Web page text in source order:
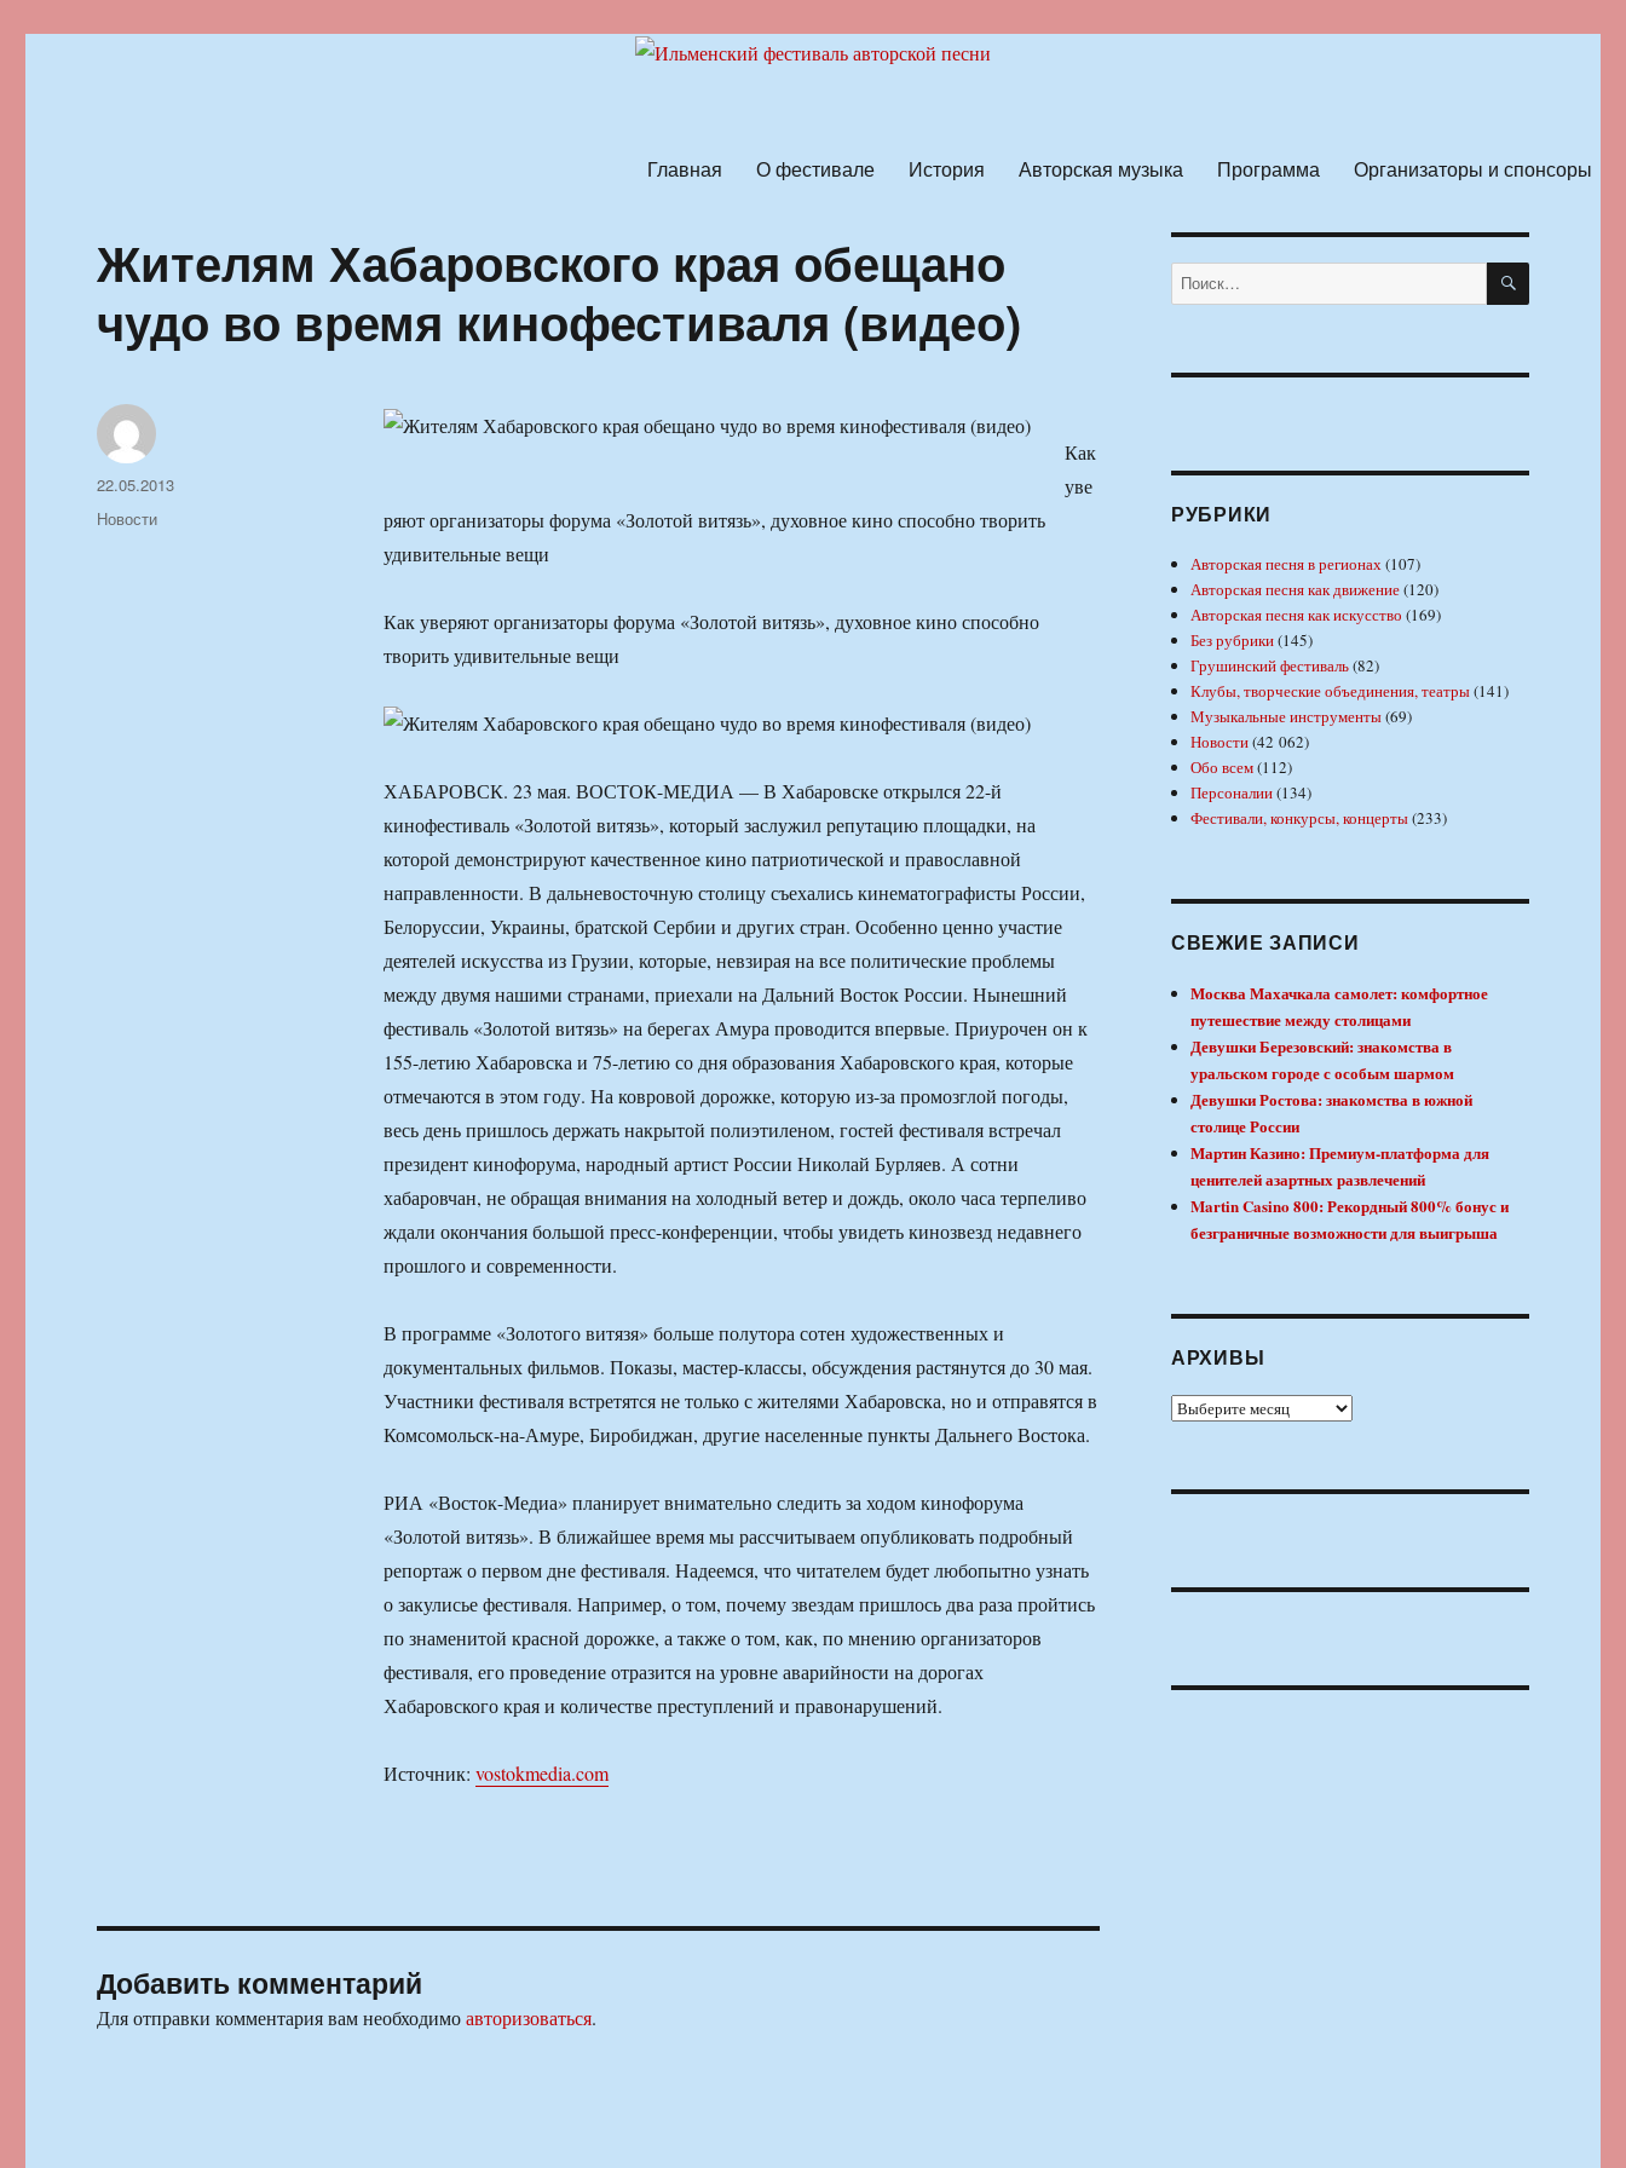
Главная О фестивале История Авторская музыка Программа Организаторы и спонсоры
Жителям Хабаровского края обещано
чудо во время кинофестиваля (видео)
Как
уве
ряют организаторы форума «Золотой витязь», духовное кино способно творить
удивительные вещи
Как уверяют организаторы форума «Золотой витязь», духовное кино способно
творить удивительные вещи
ХАБАРОВСК. 23 мая. ВОСТОК-МЕДИА — В Хабаровске открылся 22-й
кинофестиваль «Золотой витязь», который заслужил репутацию площадки, на
которой демонстрируют качественное кино патриотической и православной
направленности. В дальневосточную столицу съехались кинематографисты России,
Белоруссии, Украины, братской Сербии и других стран. Особенно ценно участие
деятелей искусства из Грузии, которые, невзирая на все политические проблемы
между двумя нашими странами, приехали на Дальний Восток России. Нынешний
фестиваль «Золотой витязь» на берегах Амура проводится впервые. Приурочен он к
155-летию Хабаровска и 75-летию со дня образования Хабаровского края, которые
отмечаются в этом году. На ковровой дорожке, которую из-за промозглой погоды,
весь день пришлось держать накрытой полиэтиленом, гостей фестиваля встречал
президент кинофорума, народный артист России Николай Бурляев. А сотни
хабаровчан, не обращая внимания на холодный ветер и дождь, около часа терпеливо
ждали окончания большой пресс-конференции, чтобы увидеть кинозвезд недавнего
прошлого и современности.
В программе «Золотого витязя» больше полутора сотен художественных и
документальных фильмов. Показы, мастер-классы, обсуждения растянутся до 30 мая.
Участники фестиваля встретятся не только с жителями Хабаровска, но и отправятся в
Комсомольск-на-Амуре, Биробиджан, другие населенные пункты Дальнего Востока.
РИА «Восток-Медиа» планирует внимательно следить за ходом кинофорума
«Золотой витязь». В ближайшее время мы рассчитываем опубликовать подробный
репортаж о первом дне фестиваля. Надеемся, что читателем будет любопытно узнать
о закулисье фестиваля. Например, о том, почему звездам пришлось два раза пройтись
по знаменитой красной дорожке, а также о том, как, по мнению организаторов
фестиваля, его проведение отразится на уровне аварийности на дорогах
Хабаровского края и количестве преступлений и правонарушений.
Источник: vostokmedia.com
Автор
Опубликовано
22.05.2013
Рубрики
Новости
Добавить комментарий
Для отправки комментария вам необходимоавторизоваться.
Искать: ПОИСК
РУБРИКИ
Авторская песня в регионах(107)
Авторская песня как движение(120)
Авторская песня как искусство (169)
Без рубрики(145)
Грушинский фестиваль(82)
Клубы, творческие объединения, театры(141)
Музыкальные инструменты(69)
Новости(42 062)
Обо всем(112)
Персоналии(134)
Фестивали, конкурсы, концерты(233)
СВЕЖИЕ ЗАПИСИ
Москва Махачкала самолет: комфортное
путешествие между столицами
Девушки Березовский: знакомства в
уральском городе с особым шармом
Девушки Ростова: знакомства в южной
столице России
Мартин Казино: Премиум-платформа для
ценителей азартных развлечений
Martin Casino 800: Рекордный 800% бонус и
безграничные возможности для выигрыша
АРХИВЫ
Архивы